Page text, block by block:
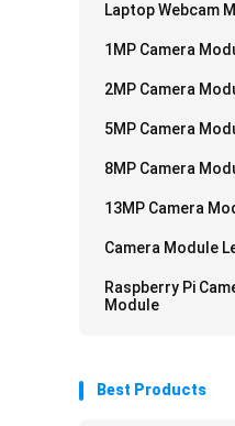
Laptop Webcam
1MP Camera
2MP Camera
5MP Camera
8MP Camera
13MP Camera
Camera Module
Raspberry Pi
Module
Best Products